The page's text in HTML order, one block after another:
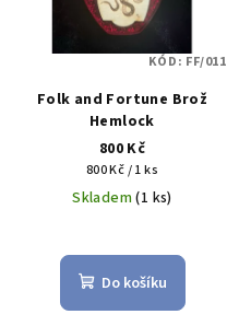
Folk and Fortune Brož
Hemlock
800 Kč
Měrná
cena:
800 Kč / 1 ks
Skladem(1 ks)
Do košíku
KÓD: FF/011